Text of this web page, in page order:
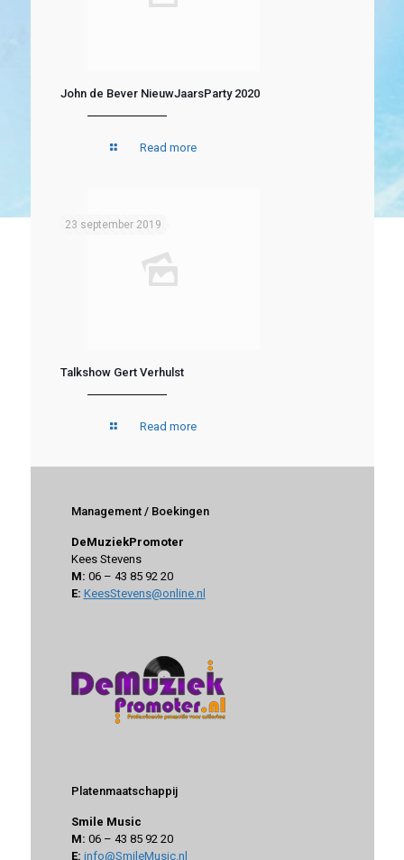
John de Bever NieuwJaarsParty 2020
Read more
23 september 2019
Talkshow Gert Verhulst
Read more
Management / Boekingen
DeMuziekPromoter
Kees Stevens
M: 06 – 43 85 92 20
E: KeesStevens@online.nl
Platenmaatschappij
Smile Music
M: 06 – 43 85 92 20
E: info@SmileMusic.nl